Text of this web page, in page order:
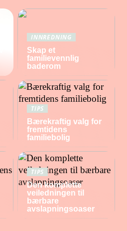
INNREDNING
Skap et
familievennlig
baderom
TIPS
Bærekraftig valg for
fremtidens
familiebolig
TIPS
Den komplette
veiledningen til
bærbare
avslapningsoaser